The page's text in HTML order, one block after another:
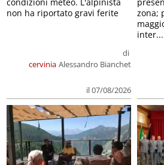
cervinia
di
Alessandro Bianchet
il 07/08/2026
non ha riportato gravi ferite
zona;
inter...